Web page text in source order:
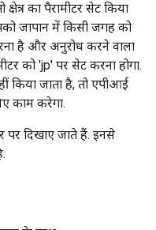
का पैरामीटर सेट किया
जापान में किसी जगह को
है और अनुरोध करने वाला
को 'jp' पर सेट करना होगा.
किया जाता है, तो एपीआई
काम करेगा.
दिखाए जाते हैं. इनसे